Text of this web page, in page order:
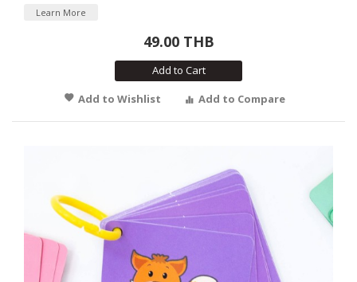
Learn More
49.00 THB
Add to Cart
Add to Wishlist
Add to Compare